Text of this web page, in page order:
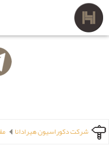
شرکت دکوراسیون هیرادانا